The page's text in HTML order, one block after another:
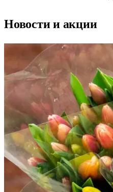
Новости и акции